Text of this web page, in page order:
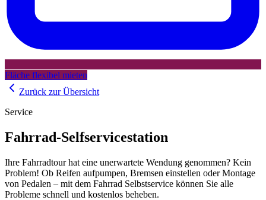
Fläche flexibel mieten
Zurück zur Übersicht
Service
Fahrrad-Selfservicestation
Ihre Fahrradtour hat eine unerwartete Wendung genommen? Kein
Problem! Ob Reifen aufpumpen, Bremsen einstellen oder Montage
von Pedalen – mit dem Fahrrad Selbstservice können Sie alle
Probleme schnell und kostenlos beheben.